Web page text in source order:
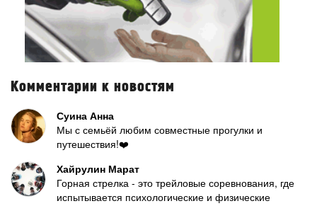
Комментарии к новостям
Суина Анна
Мы с семьёй любим совместные прогулки и
путешествия!❤️
Хайрулин Марат
Горная стрелка - это трейловые соревнования, где
испытывается психологические и физические